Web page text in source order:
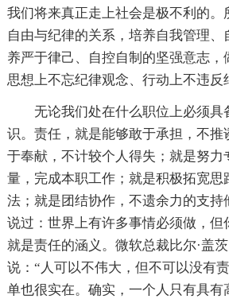
我们将来真正走上社会是极不利的。
自由与纪律的关系，培养自我管理
养严于律己、自控自制的坚强意志，
思想上不忘纪律观念、行动上不违反
无论我们处在什么职位上必须具
识。责任，就是能够敢于承担，不推
于奉献，不计较个人得失；就是努力
量，完成本职工作；就是积极拓宽思
法；就是团结协作，不遗余力的支持
说过：世界上有许多事情必须做，但
就是责任的涵义。微软总裁比尔·盖
说：“人可以不伟大，但不可以没有
单也很实在。确实，一个人只有具有